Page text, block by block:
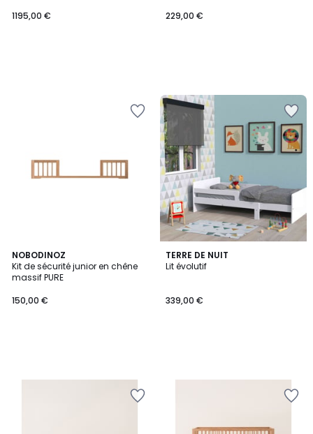
1195,00 €
229,00 €
NOBODINOZ
Kit de sécurité junior en chêne
massif PURE
150,00 €
TERRE DE NUIT
Lit évolutif
339,00 €